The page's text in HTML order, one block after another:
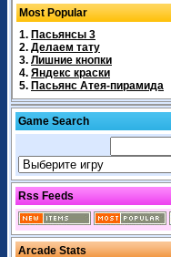
Most Popular
1. Пасьянсы 3
2. Делаем тату
3. Лишние кнопки
4. Яндекс краски
5. Пасьянс Атея-пирамида
Game Search
Rss Feeds
Arcade Stats